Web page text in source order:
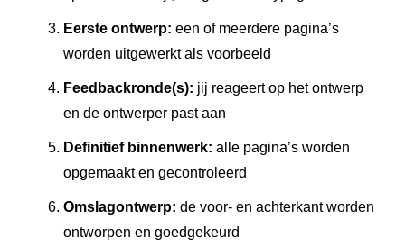
Eerste ontwerp: een of meerdere pagina’s
worden uitgewerkt als voorbeeld
Feedbackronde(s): jij reageert op het ontwerp
en de ontwerper past aan
Definitief binnenwerk: alle pagina’s worden
opgemaakt en gecontroleerd
Omslagontwerp: de voor- en achterkant worden
ontworpen en goedgekeurd